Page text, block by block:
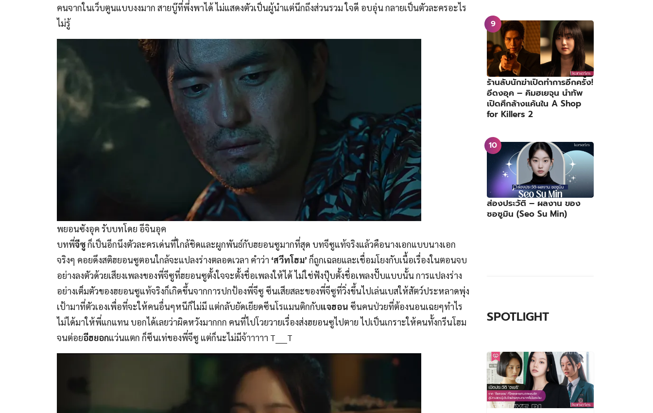
คนจากในเว็บตูนแบบงงมาก สายบู๊ที่พึ่งพาได้ ไม่แสดงตัวเป็นผู้นำแต่นึกถึงส่วนรวม ใจดี อบอุ่น กลายเป็นตัวละครอะไร
ไม่รู้
พยอนซังอุค รับบทโดย อีจินอุค
บทพี่จีซูก็เป็นอีกนึงตัวละครเด่นที่ใกล้ชิดและผูกพันธ์กับฮยอนซูมากที่สุด บทจีซูแท้จริงแล้วคือนางเอกแบบนางเอก
จริงๆ คอยดึงสติฮยอนซูตอนใกล้จะแปลงร่างตลอดเวลา คำว่า ‘สวีทโฮม’ ก็ถูกเฉลยและเชื่อมโยงกับเนื้อเรื่องในตอนจบ
อย่างลงตัวด้วยเสียงเพลงของพี่จีซูที่ฮยอนซูตั้งใจจะตั้งชื่อเพลงให้ได้ ไม่ใช่ฟังปุ๊บตั้งชื่อเพลงปั๊บแบบนั้น การแปลงร่าง
อย่างเต็มตัวของฮยอนซูแท้จริงก็เกิดขึ้นจากการปกป้องพี่จีซู ซีนเสียสละของพี่จีซูที่วิ่งขึ้นไปเล่นเบสให้สัตว์ประหลาดพุ่ง
เป้ามาที่ตัวเองเพื่อที่จะให้คนอื่นๆหนีก็ไม่มี แต่กลับยัดเยียดซีนโรแมนติกกับแจฮอน ซีนคนป่วยที่ต้องนอนเฉยๆทำไร
ไม่ได้มาให้พี่แกแทน บอกได้เลยว่าผิดหวังมากกก คนที่ไปโวยวายเรื่องส่งฮยอนซูไปตาย ไปเป็นเกราะให้คนทั้งกรีนโฮม
จนต่อยอีฮยอกแว่นแตก ก็ซีนเท่ของพี่จีซู แต่ก็นะไม่มีจ้าาาาา T____T
ร้านลับนักฆ่าเปิดทำการอีกครั้ง!
อีดงอุค – คิมฮเยจุน นำทัพ
เปิดศึกล้างแค้นใน A Shop
for Killers 2
ส่องประวัติ – ผลงาน ของ
ซอซูมิน (Seo Su Min)
SPOTLIGHT